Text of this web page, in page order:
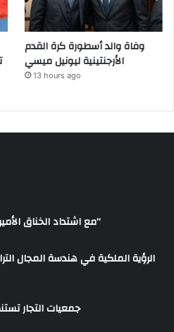
وفاة والد أسطورة كرة القدم
الأرجنتينية ليونيل ميسي
13 hours ago
مع اشتداد الخناق الأميركي.. تعرف إلى قصة “هواوي”
جمعيات التجار